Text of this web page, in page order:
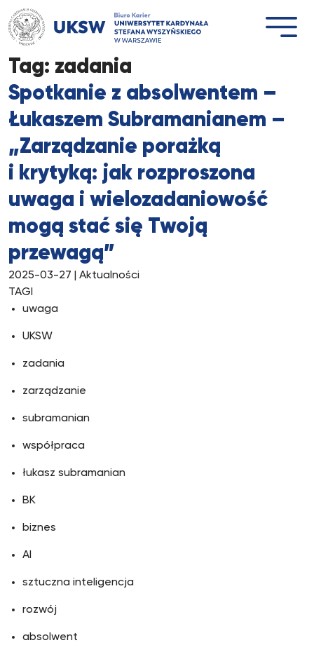
Przejdź
do
treści
Tag: zadania
Spotkanie z absolwentem –
Łukaszem Subramanianem –
„Zarządzanie porażką
i krytyką: jak rozproszona
uwaga i wielozadaniowość
mogą stać się Twoją
przewagą”
2025-03-27 | Aktualności
TAGI
uwaga
UKSW
zadania
zarządzanie
subramanian
współpraca
łukasz subramanian
BK
biznes
AI
sztuczna inteligencja
rozwój
absolwent